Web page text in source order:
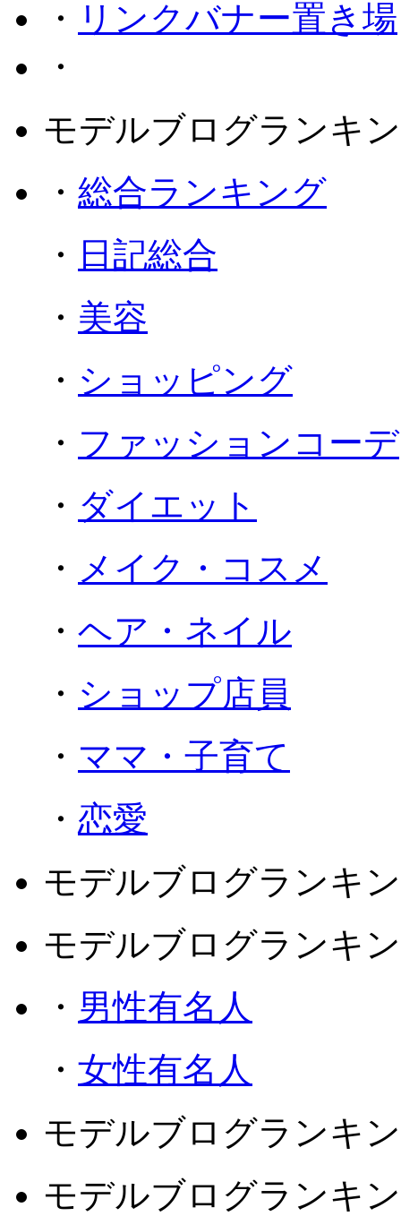
・ リンクバナー置き場
・
モデルブログランキ
・ 総合ランキング
・ 日記総合
・ 美容
・ ショッピング
・ ファッションコーデ
・ ダイエット
・ メイク・コスメ
・ ヘア・ネイル
・ ショップ店員
・ ママ・子育て
・ 恋愛
モデルブログランキ
モデルブログランキ
・ 男性有名人
・ 女性有名人
モデルブログランキ
モデルブログランキ